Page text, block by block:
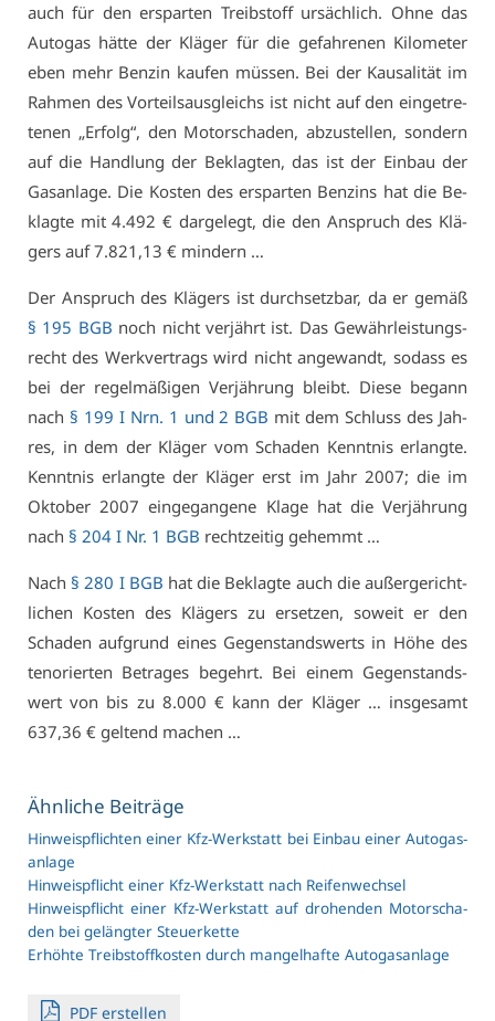
auch für den er­spar­ten Treib­stoff ur­säch­lich. Oh­ne das
Au­to­gas hät­te der Klä­ger für die ge­fah­re­nen Ki­lo­me­ter
eben mehr Ben­zin kau­fen müs­sen. Bei der Kau­sa­li­tät im
Rah­men des Vor­teils­aus­gleichs ist nicht auf den ein­ge­tre­
te­nen „Er­folg“, den Mo­tor­scha­den, ab­zu­stel­len, son­dern
auf die Hand­lung der Be­klag­ten, das ist der Ein­bau der
Gas­an­la­ge. Die Kos­ten des er­spar­ten Ben­zins hat die Be­
klag­te mit 4.492 € dar­ge­legt, die den An­spruch des Klä­
gers auf 7.821,13 € min­dern …
Der An­spruch des Klä­gers ist durch­setz­bar, da er ge­mäß
§ 195 BGB noch nicht ver­jährt ist. Das Ge­währ­leis­tungs­
recht des Werk­ver­trags wird nicht an­ge­wandt, so­dass es
bei der re­gel­mä­ßi­gen Ver­jäh­rung bleibt. Die­se be­gann
nach § 199 I Nrn. 1 und 2 BGB mit dem Schluss des Jah­
res, in dem der Klä­ger vom Scha­den Kennt­nis er­lang­te.
Kennt­nis er­lang­te der Klä­ger erst im Jahr 2007; die im
Ok­to­ber 2007 ein­ge­gan­ge­ne Kla­ge hat die Ver­jäh­rung
nach § 204 I Nr. 1 BGB recht­zei­tig ge­hemmt …
Nach § 280 I BGB hat die Be­klag­te auch die au­ßer­ge­richt­
li­chen Kos­ten des Klä­gers zu er­set­zen, so­weit er den
Scha­den auf­grund ei­nes Ge­gen­stands­werts in Hö­he des
te­n­o­rier­ten Be­tra­ges be­gehrt. Bei ei­nem Ge­gen­stands­
wert von bis zu 8.000 € kann der Klä­ger … ins­ge­samt
637,36 € gel­tend ma­chen …
Ähn­li­che Bei­trä­ge
Hin­weis­pflich­ten ei­ner Kfz-Werk­statt bei Ein­bau ei­ner Au­to­gas­
an­la­ge
Hin­weis­pflicht ei­ner Kfz-Werk­statt nach Rei­fen­wech­sel
Hin­weis­pflicht ei­ner Kfz-Werk­statt auf dro­hen­den Mo­tor­scha­
den bei ge­läng­ter Steu­er­ket­te
Er­höh­te Treib­stoff­kos­ten durch man­gel­haf­te Au­to­gas­an­la­ge
PDF er­stel­len